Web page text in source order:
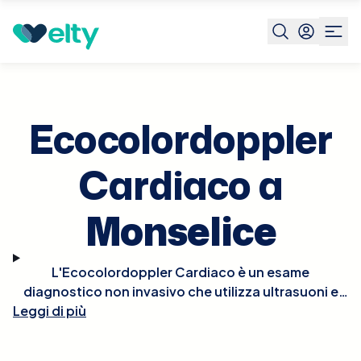
Prenota visita Monselice
Ecocolordoppler
Cardiaco a
Monselice
L'Ecocolordoppler Cardiaco è un esame
diagnostico non invasivo che utilizza ultrasuoni e
tecnologia Doppler per visualizzare in tempo reale le
Leggi di più